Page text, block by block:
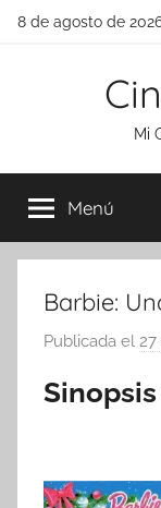
Saltar
8 de agosto de
Mi
Menú
Barbie:
Publicada el